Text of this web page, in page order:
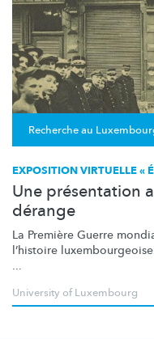
Recherche au
EXPOSITION VIRTUELLE «
Une présentation
dérange
La Première Guerre
l’histoire
...
University of Luxembourg